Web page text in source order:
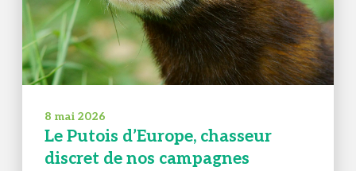
8 mai 2026
Le Putois d’Europe, chasseur
discret de nos campagnes